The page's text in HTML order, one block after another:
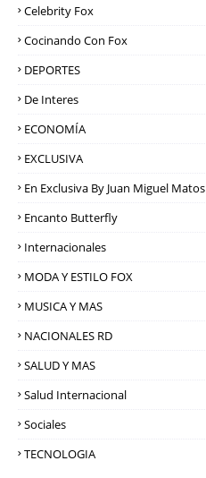
Celebrity Fox
Cocinando Con Fox
DEPORTES
De Interes
ECONOMÍA
EXCLUSIVA
En Exclusiva By Juan Miguel Matos
Encanto Butterfly
Internacionales
MODA Y ESTILO FOX
MUSICA Y MAS
NACIONALES RD
SALUD Y MAS
Salud Internacional
Sociales
TECNOLOGIA